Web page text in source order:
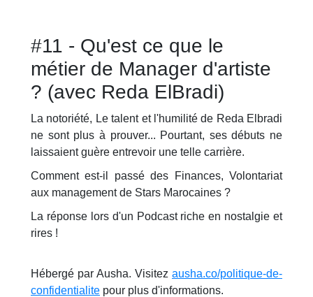
#11 - Qu'est ce que le
métier de Manager d'artiste
? (avec Reda ElBradi)
La notoriété, Le talent et l'humilité de Reda Elbradi
ne sont plus à prouver... Pourtant, ses débuts ne
laissaient guère entrevoir une telle carrière.
Comment est-il passé des Finances, Volontariat
aux management de Stars Marocaines ?
La réponse lors d'un Podcast riche en nostalgie et
rires !
Hébergé par Ausha. Visitez ausha.co/politique-de-
confidentialite pour plus d'informations.